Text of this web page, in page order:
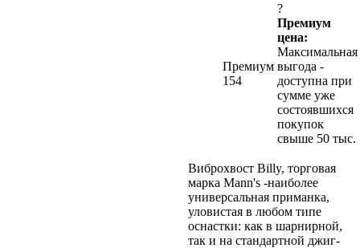
Премиум
154
?
Премиум
цена:
Максимальная
выгода -
доступна при
сумме уже
состоявшихся
покупок
свыше 50 тыс.
Виброхвост Billy, торговая
марка Mann's -наиболее
универсальная приманка,
уловистая в любом типе
оснастки: как в шарнирной,
так и на стандартной джиг-